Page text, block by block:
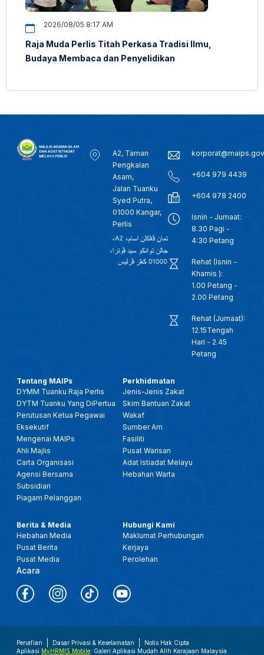
2026/08/05 8:17 AM
Raja Muda Perlis Titah Perkasa Tradisi Ilmu,
Budaya Membaca dan Penyelidikan
A2, Taman
Pengkalan
Asam,
Jalan Tuanku
Syed Putra,
01000 Kangar,
Perlis
+604 979 4439
+604 978 2400
Isnin - Jumaat:
8.30 Pagi -
4:30 Petang
Rehat (Isnin -
Khamis ):
1.00 Petang -
2.00 Petang
Rehat (Jumaat):
12.15Tengah
Hari - 2.45
Petang
Tentang MAIPs
DYMM Tuanku Raja Perlis
DYTM Tuanku Yang DiPertua
Perutusan Ketua Pegawai
Eksekutif
Mengenai MAIPs
Ahli Majlis
Carta Organisasi
Agensi Bersama
Subsidiari
Piagam Pelanggan
Perkhidmatan
Jenis-Jenis Zakat
Skim Bantuan Zakat
Wakaf
Sumber Am
Fasiliti
Pusat Warisan
Adat Istiadat Melayu
Hebahan Warta
Berita & Media
Hebahan Media
Pusat Berita
Pusat Media
Acara
Hubungi Kami
Maklumat Perhubungan
Kerjaya
Perolehan
Penafian Dasar Privasi & Keselamatan
Notis Hak Cipta
Aplikasi MyHRMIS Mobile: Galeri Aplikasi Mudah Alih Kerajaan Malaysia